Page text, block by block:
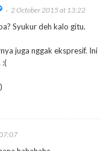
2 October 2015 at 13:22
Syukur deh kalo gitu.
juga nggak ekspresif. Ini
:(